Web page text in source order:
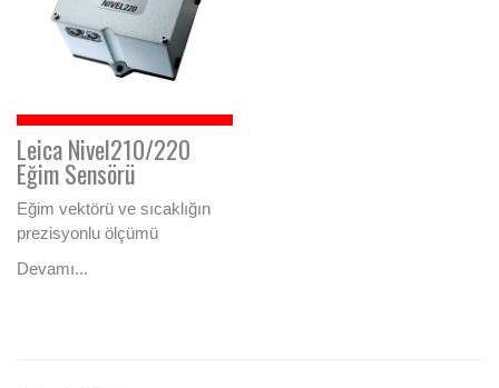
Leica Nivel210/220
Eğim Sensörü
Eğim vektörü ve sıcaklığın
prezisyonlu ölçümü
Devamı...